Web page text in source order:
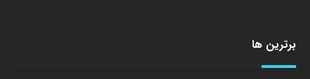
برترین ها